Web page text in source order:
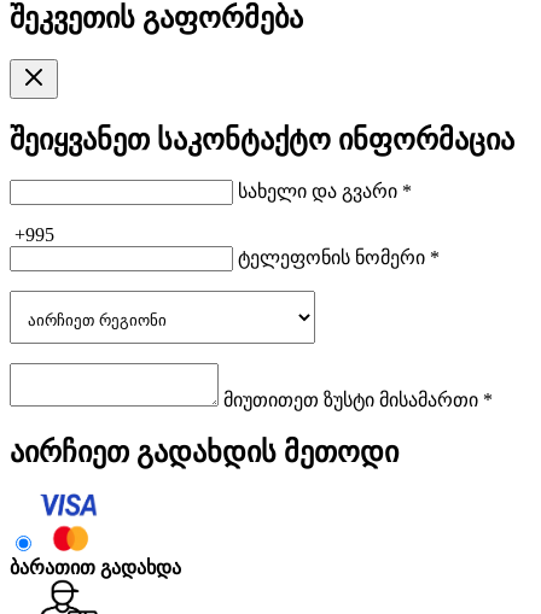
შეკვეთის გაფორმება
შეიყვანეთ საკონტაქტო ინფორმაცია
სახელი და გვარი *
+995
ტელეფონის ნომერი *
მიუთითეთ ზუსტი მისამართი *
აირჩიეთ გადახდის მეთოდი
ბარათით გადახდა